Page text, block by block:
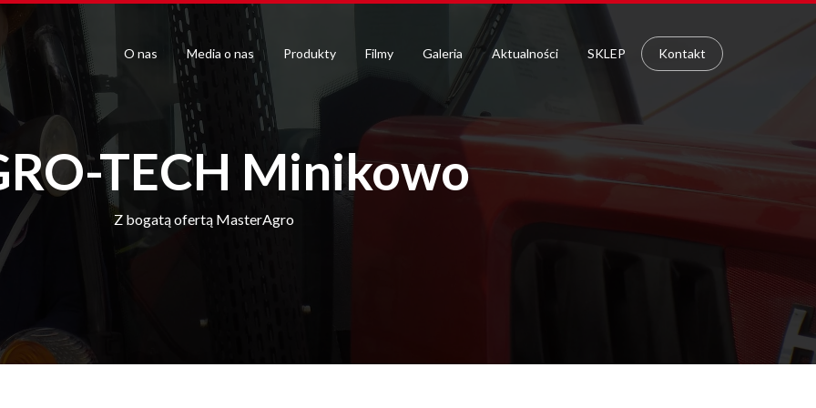
O nas Media o nas Produkty Filmy Galeria Aktualności SKLEP Kontakt
TECH Minikowo
Z bogatą ofertą MasterAgro